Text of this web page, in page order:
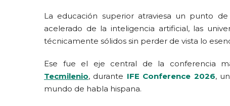
La educación superior atraviesa un punto
acelerado de la inteligencia artificial, las
técnicamente sólidos sin perder de vista lo
Ese fue el eje central de la conferencia
Tecmilenio, durante IFE Conference 2026,
mundo de habla hispana.